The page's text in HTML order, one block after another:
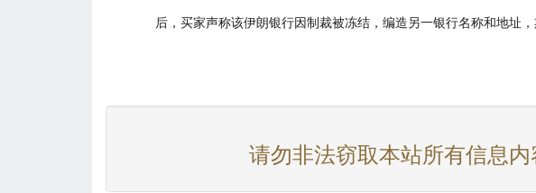
后，买家声称该伊朗银行因制裁被冻结，编造另一银行名称和地址
请勿非法窃取本站所有信息